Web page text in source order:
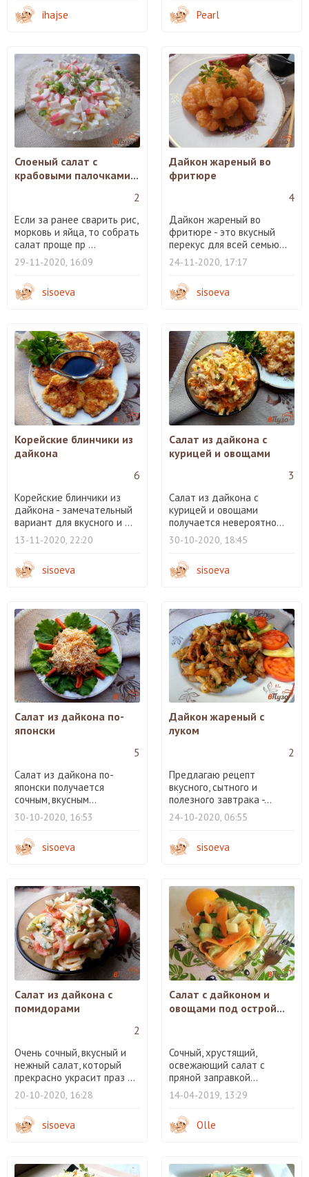
ihajse Pearl
Слоеный салат с
крабовыми палочками...
2
Если за ранее сварить рис,
морковь и яйца, то собрать
салат проще пр ...
29-11-2020, 16:09
sisoeva
Дайкон жареный во
фритюре
4
Дайкон жареный во
фритюре - это вкусный
перекус для всей семью...
24-11-2020, 17:17
sisoeva
Корейские блинчики из
дайкона
6
Корейские блинчики из
дайкона - замечательный
вариант для вкусного и ...
13-11-2020, 22:20
sisoeva
Салат из дайкона с
курицей и овощами
3
Салат из дайкона с
курицей и овощами
получается невероятно...
30-10-2020, 18:45
sisoeva
Салат из дайкона по-
японски
5
Салат из дайкона по-
японски получается
сочным, вкусным...
30-10-2020, 16:53
sisoeva
Дайкон жареный с
луком
2
Предлагаю рецепт
вкусного, сытного и
полезного завтрака -...
24-10-2020, 06:55
sisoeva
Салат из дайкона с
помидорами
2
Очень сочный, вкусный и
нежный салат, который
прекрасно украсит праз ...
20-10-2020, 16:28
sisoeva
Салат с дайконом и
овощами под острой...
Сочный, хрустящий,
освежающий салат с
пряной заправкой...
14-04-2019, 13:29
Olle